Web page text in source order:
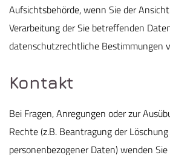
Aufsichtsbehörde, wenn Sie der
Verarbeitung der Sie betreffenden
datenschutzrechtliche Bestimmungen
Kontakt
Bei Fragen, Anregungen oder zur
Rechte (z.B. Beantragung der
personenbezogener Daten) wenden